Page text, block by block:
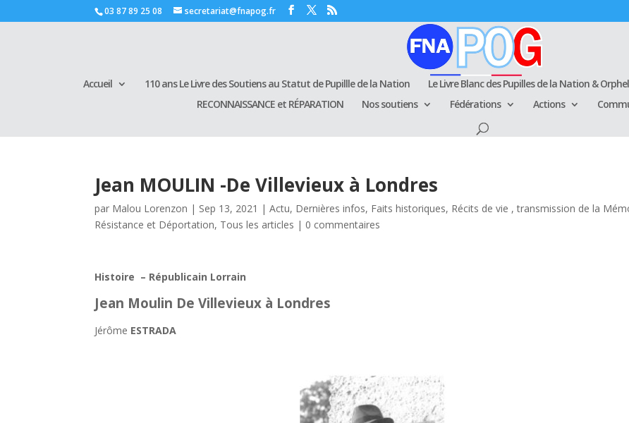
03 87 89 25 08 secretariat@fnapog.fr
Accueil 110 ans Le Livre des Soutiens au Statut de Pupillle de la Nation Le Livre Blanc des Pupilles de la Nation &
RECONNAISSANCE et RÉPARATION
Nos soutiens Fédérations Actions
Jean MOULIN -De Villevieux à Londres
par Malou Lorenzon | Sep 13, 2021 |Actu, Dernières infos, Faits historiques, Récits de vie , transmission de la
Résistance et Déportation, Tous les articles | 0 commentaires
Histoire – Républicain Lorrain
Jean Moulin De Villevieux à Londres
Jérôme ESTRADA